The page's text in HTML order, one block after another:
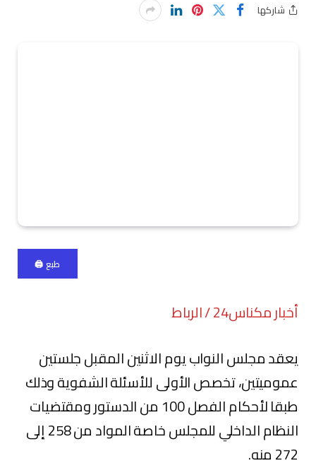
شاركها
طبع 🖨
أخبار مكناس24 / الرباط
يعقد مجلس النواب يوم الاثنين المقبل جلستين
عموميتين، تخصص الأولى للأسئلة الشفوية وذلك
طبقا لأحكام الفصل 100 من الدستور ومقتضيات
النظام الداخلي للمجلس خاصة المواد من 258 إلى
272 منه.